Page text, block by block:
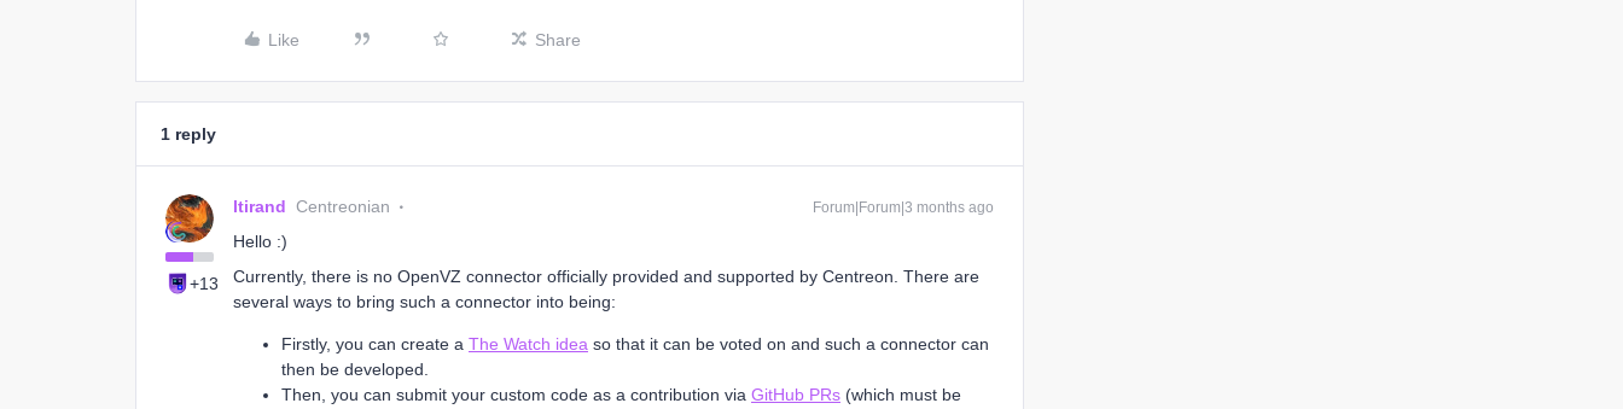
Like Share
1 reply
+13
ltirand Centreonian Forum|Forum|3 months ago
Hello :)
Currently, there is no OpenVZ connector officially provided and supported by Centreon. There are
several ways to bring such a connector into being:
Firstly, you can create a The Watch idea so that it can be voted on and such a connector can
then be developed.
Then, you can submit your custom code as a contribution via GitHub PRs (which must be